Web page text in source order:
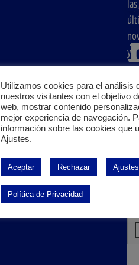
las
y
del
Utilizamos cookies para el análisis
nuestros visitantes con el objetivo
web, mostrar contenido
mejor experiencia de navegación.
información sobre las cookies que
Ajustes.
Aceptar Rechazar Ajustes
Política de Privacidad